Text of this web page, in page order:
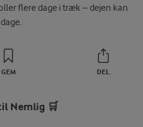
flere dage i træk – dejen kan
GEM DEL
Nemlig 🛒